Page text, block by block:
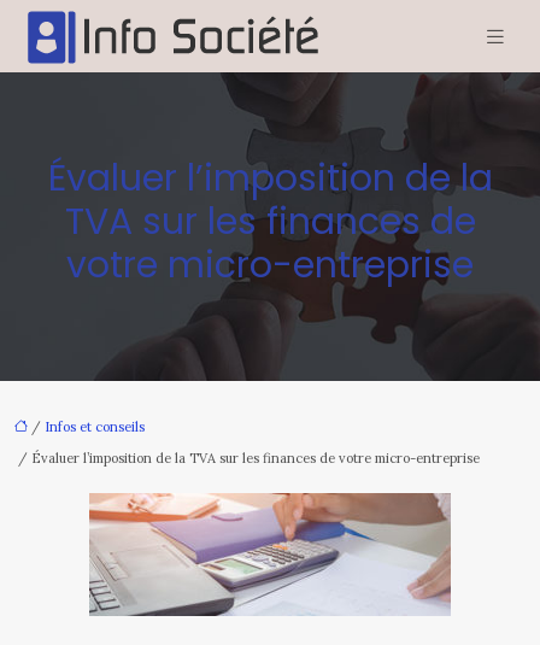
Évaluer l’imposition de la
TVA sur les finances de
votre micro-entreprise
/ Infos et conseils
/ Évaluer l’imposition de la TVA sur les finances de votre micro-entreprise